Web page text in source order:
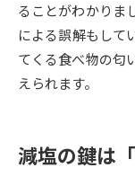
大学で学べる内
新増設大学・学部・学
ることがわかりま
による誤解もして
てくる食べ物の匂
えられます。
減塩の鍵は